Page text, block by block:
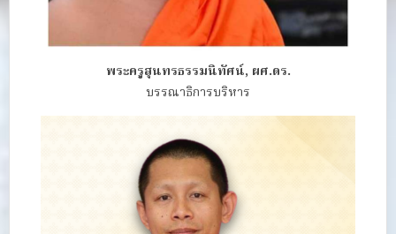
พระครูสุนทรธรรมนิทัศน์, ผศ.ดร.
บรรณาธิการบริหาร